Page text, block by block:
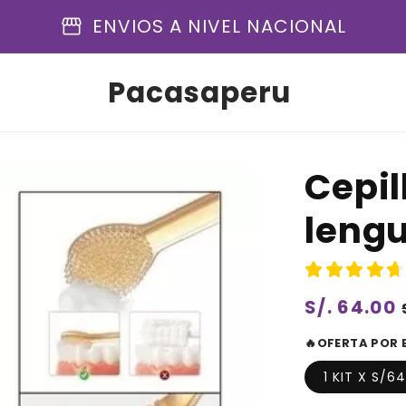
storefront ENVIOS A NIVEL NACIONAL
Pacasaperu
Precio
habitual
S/. 64.00
🔥OFERTA POR
1 KIT X S/64